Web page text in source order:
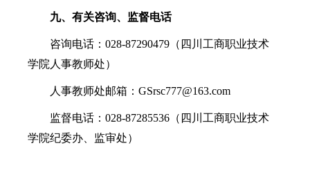
九、有关咨询、监督电话
咨询电话：028-87290479（四川工商职业技术
学院人事教师处）
人事教师处邮箱：GSrsc777@163.com
监督电话：028-87285536（四川工商职业技术
学院纪委办、监审处）